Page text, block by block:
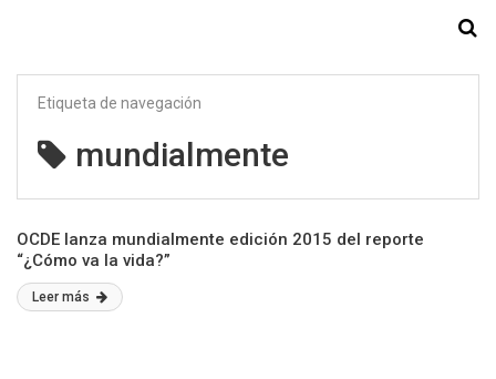
Etiqueta de navegación
mundialmente
OCDE lanza mundialmente edición 2015 del reporte
“¿Cómo va la vida?”
Leer más